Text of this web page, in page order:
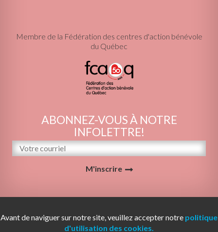
Membre de la Fédération des centres d'action bénévole
du Québec
ABONNEZ-VOUS À NOTRE
INFOLETTRE!
M'inscrire
Percé | Tous droits réservés. | Conception Web :
Avant de naviguer sur notre site, veuillez accepter notre politique
d'utilisation des cookies.